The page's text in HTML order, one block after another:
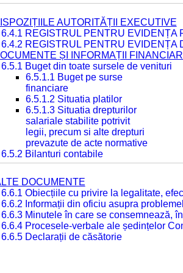
AUTORITĂȚII EXECUTIVE
6.4.1 REGISTRUL PENTRU EVIDENȚA
6.4.2 REGISTRUL PENTRU EVIDENȚA
ȘI INFORMAȚII
6.5.1 Buget din toate sursele de venituri
6.5.1.1 Buget pe surse
financiare
6.5.1.2 Situatia platilor
6.5.1.3 Situatia drepturilor
salariale stabilite potrivit
legii, precum si alte drepturi
prevazute de acte normative
6.5.2 Bilanturi contabile
DOCUMENTE
6.6.1 Obiecțiile cu privire la legalitate,
6.6.2 Informații din oficiu asupra
6.6.3 Minutele în care se consemnează,
6.6.4 Procesele-verbale ale ședințelor
6.6.5 Declarații de căsătorie